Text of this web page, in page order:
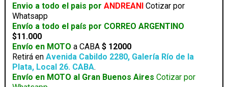
Envio a todo el pais por ANDREANI Cotizar por
Whatsapp
Envío a todo el país por CORREO ARGENTINO
$11.000
Envío en MOTO a CABA$ 12000
Retirá enAvenida Cabildo 2280, Galería Río de la
Plata, Local 26. CABA.
Envío en MOTO al Gran Buenos Aires Cotizar por